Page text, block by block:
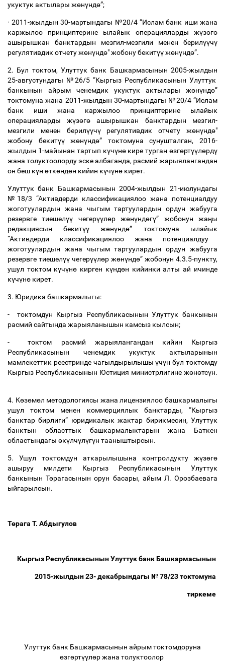
укуктук актылары жөнүндө”;
·2011-жылдын 30-мартындагы №20/4 “Ислам банк иши жана
каржылоо
принциптерине ылайык операцияларды жүзөгө
ашырышкан
банктардын мезгил-мезгили менен берилүүчү
регулятивдик отчетужөнүндө"жобонубекитүүжөнүндө”.
2. Бул токтом,Улуттук банк Башкармасынын 2005-жылдын
25-августундагы №26/5 “Кыргыз Республикасынын Улуттук
банкынын
айрым ченемдик укуктук актылары жөнүндө”
токтомуна жана 2011-жылдын 30-мартындагы №20/4 “Ислам
банк
иши жана каржылоо принциптерине
ылайык
операцияларды
жүзөгө ашырышкан банктардын мезгил-
мезгили
менен берилүүчү регулятивдик отчету жөнүндө"
жобону
бекитүү жөнүндө” токтомуна сунушталган, 2016-
жылдын 1-майынан тартып күчүнө кире турган өзгөртүүлөрдү
жана толуктоолордуэскеалбаганда, расмий жарыялангандан
он беш күн өткөндөн кийин күчүнө кирет.
Улуттук банк Башкармасынын 2004-жылдын 21-июлундагы
№ 18/3 “Активдерди классификациялоо жана
потенциалдуу
жоготуулардын
жана чыгым тартуулардын ордун
жабууга
резервге
тиешелүү чегерүүлөр жөнүндөгү” жобонун жаңы
редакциясын
бекитүү жөнүндө” токтомуна
ылайык
“Активдерди классификациялоо жана
потенциалдуу
жоготуулардын
жана чыгым тартуулардын ордун
жабууга
резервге тиешелүү чегерүүлөр жөнүндө” жобонун 4.3.5-пункту,
ушул токтом күчүнө кирген күндөн кийинки алты ай ичинде
күчүнө кирет.
3. Юридика башкармалыгы:
- токтомдун Кыргыз Республикасынын Улуттук банкынын
расмий сайтында жарыяланышын камсыз кылсын;
-токтом расмий жарыялангандан кийин
Кыргыз
Республикасынын
ченемдик укуктук
актыларынын
мамлекеттик реестринде чагылдырылышы үчүн бул токтомду
Кыргыз Республикасынын Юстиция министрлигине жөнөтсүн.
4. Көзөмөл методологиясы жана лицензиялоо башкармалыгы
ушул
токтом менен коммерциялык банктарды, “Кыргыз
банктар бирлиги” юридикалык жактар бирикмесин,Улуттук
банктын
областтык башкармалыктарын жана
Баткен
областындагы өкүлчүлүгүн тааныштырсын.
5. Ушул токтомдун аткарылышына контролдукту жүзөгө
ашыруу
милдети Кыргыз Республикасынын
Улуттук
банкынын Төрагасынын орун басары, айым Л.Орозбаевага
ыйгарылсын.
Төрага Т. Абдыгулов
КыргызРеспубликасынынУлуттукбанкБашкармасынын
2015-жылдын23-декабрындагы №78/23токтомуна
тиркеме
Улуттук банк Башкармасынын айрымтоктомдоруна
өзгөртүүлөржана толуктоолор